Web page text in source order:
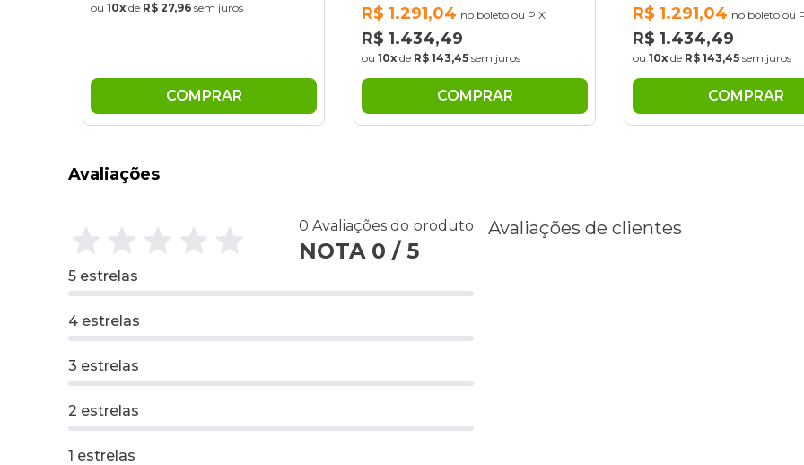
ou 10x de R$ 27,96 sem juros
COMPRAR
R$ 1.291,04 no boleto ou PIX
R$ 1.434,49
ou 10x de R$ 143,45 sem juros
COMPRAR
R$ 1.291,04 no boleto ou
R$ 1.434,49
ou 10x de R$ 143,45 sem juros
COMPRAR
Avaliações
0 Avaliações do produto
NOTA 0 / 5
5 estrelas
4 estrelas
3 estrelas
2 estrelas
1 estrelas
Avaliações de clientes